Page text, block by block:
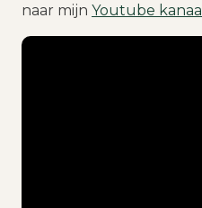
naar mijnYoutube kanaal